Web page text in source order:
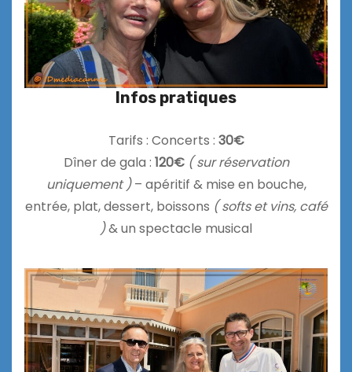
Infos pratiques
Tarifs : Concerts : 30€
Dîner de gala : 120€ ( sur réservation
uniquement )– apéritif & mise en bouche,
entrée, plat, dessert, boissons ( softs et vins, café
)& un spectacle musical